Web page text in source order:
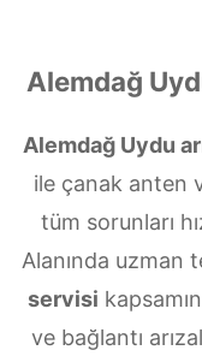
Alemdağ
Alemdağ Uydu
ile çanak anten
tüm sorunları
Alanında uzman
servisi
ve bağlantı